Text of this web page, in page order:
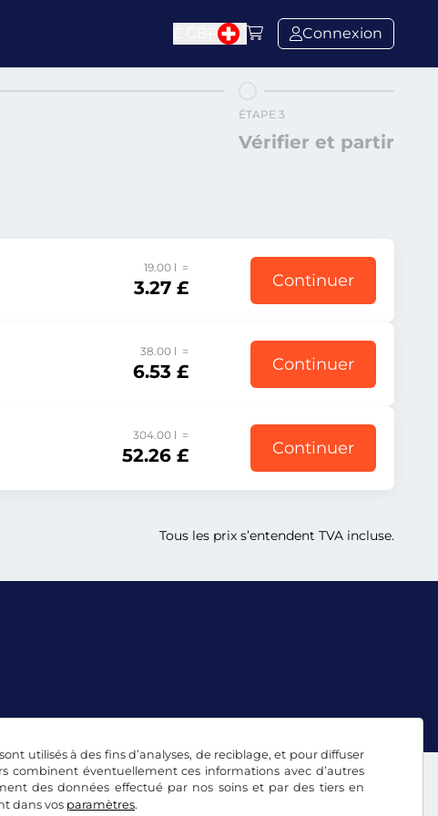
utilisés à des fins d’analyses, de reciblage, et pour diffuser
combinent éventuellement ces informations avec d’autres
des données effectué par nos soins et par des tiers en
dans vos paramètres.
Connexion
ÉTAPE 3
Vérifier et partir
19.00 l =
3.27 £ Continuer
38.00 l =
6.53 £ Continuer
304.00 l =
52.26 £ Continuer
Tous les prix s’entendent TVA incluse.